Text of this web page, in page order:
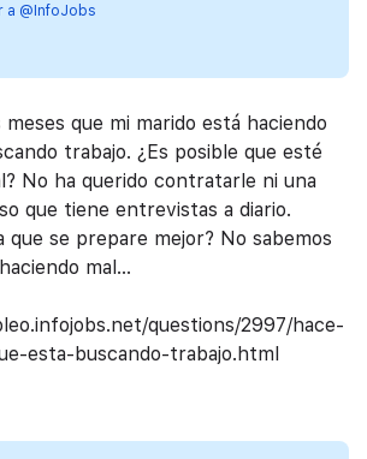
a @InfoJobs
meses que mi marido está haciendo
trabajo. ¿Es posible que esté
No ha querido contratarle ni una
que tiene entrevistas a diario.
que se prepare mejor? No sabemos
mal…
questions/2997/hace-
esta-buscando-trabajo.html